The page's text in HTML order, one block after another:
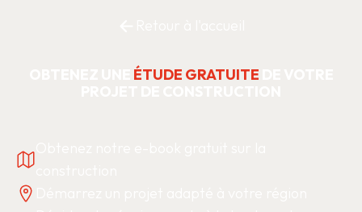
ÉTUDE GRATUITE